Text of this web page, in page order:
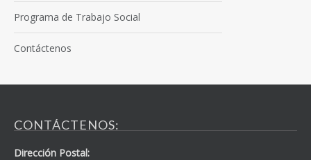
Programa de Trabajo Social
Contáctenos
CONTÁCTENOS:
Dirección Postal: